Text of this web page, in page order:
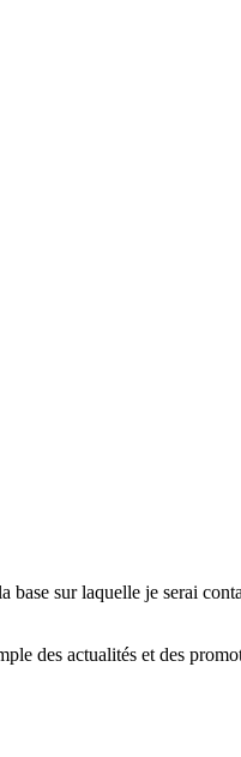
sur laquelle je serai
des actualités et des